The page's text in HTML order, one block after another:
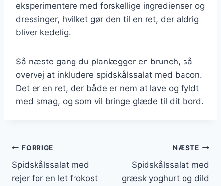
eksperimentere med forskellige ingredienser og
dressinger, hvilket gør den til en ret, der aldrig
bliver kedelig.
Så næste gang du planlægger en brunch, så
overvej at inkludere spidskålssalat med bacon.
Det er en ret, der både er nem at lave og fyldt
med smag, og som vil bringe glæde til dit bord.
Indlægsnavigation
FORRIGE
Spidskålssalat med
rejer for en let frokost
NÆSTE
Spidskålssalat med
græsk yoghurt og dild